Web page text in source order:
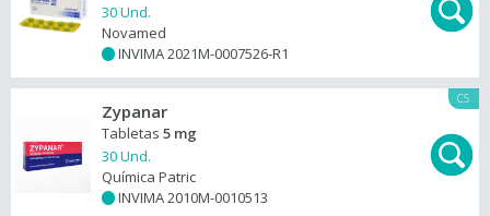
30 Und.
Novamed
INVIMA 2021M-0007526-R1
C5
Zypanar
Tabletas 5 mg
30 Und.
Química Patric
INVIMA 2010M-0010513